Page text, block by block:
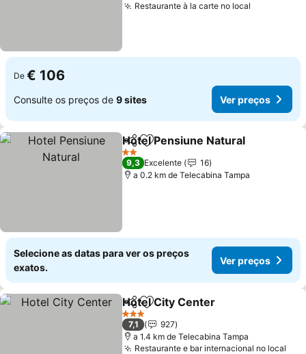
Restaurante à la carte no local
De € 106
Consulte os preços de 9 sites Ver preços
PartilharAdicionar aos favoritos
Hotel Pensiune Natural
2 Estrelas
9,3 Excelente
16
a 0.2 km de Telecabina Tampa
Selecione as datas para ver os preços
exatos.
Ver preços
PartilharAdicionar aos favoritos
Hotel City Center
3 Estrelas
7,1
927
a 1.4 km de Telecabina Tampa
Restaurante e bar internacional no local